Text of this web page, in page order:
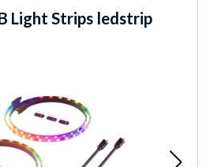
Light Strips ledstrip